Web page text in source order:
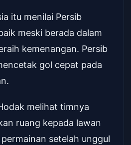
itu menilai Persib
meski berada dalam
kemenangan. Persib
gol cepat pada
melihat timnya
ruang kepada lawan
setelah unggul